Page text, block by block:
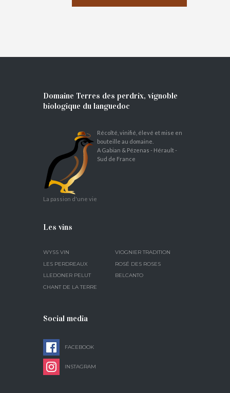
Domaine Terres des perdrix, vignoble
biologique du languedoc
La passion d'une vie
Récolté, vinifié, élevé et mise en
bouteille au domaine.
A Gabian & Pézenas - Hérault -
Sud de France
Les vins
WYSS VIN
VIOGNIER TRADITION
LES PERDREAUX
ROSÉ DES ROSES
LLEDONER PELUT
BELCANTO
CHANT DE LA TERRE
Social media
FACEBOOK
INSTAGRAM